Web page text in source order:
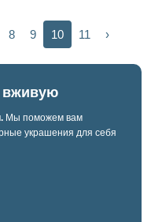
8 9 10 11 ›
вживую
Мы поможем вам
украшения для себя